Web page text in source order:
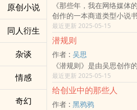
原创小说
同人衍生
杂谈
情感
奇幻
《那些年，我在网络媒
创作的一本商道类型小说书
最近更新 2025-05-15
潜规则
作者 : 吴思
《潜规则》是由吴思创作
最近更新 2025-05-15
给创业中的那些人
作者 : 黑鸦鸦